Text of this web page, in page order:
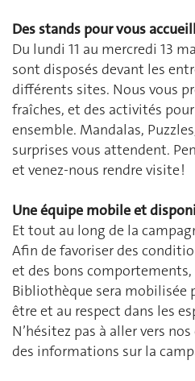
Des stands pour vous
Du lundi 11 au mercredi 13
sont disposés devant les
différents sites. Nous vous
fraîches, et des activités
ensemble. Mandalas,
surprises vous attendent.
et venez-nous rendre visite !
Une équipe mobile et
Et tout au long de la
Afin de favoriser des
et des bons comportements,
Bibliothèque sera mobilisée
être et au respect dans les
N’hésitez pas à aller vers
des informations sur la